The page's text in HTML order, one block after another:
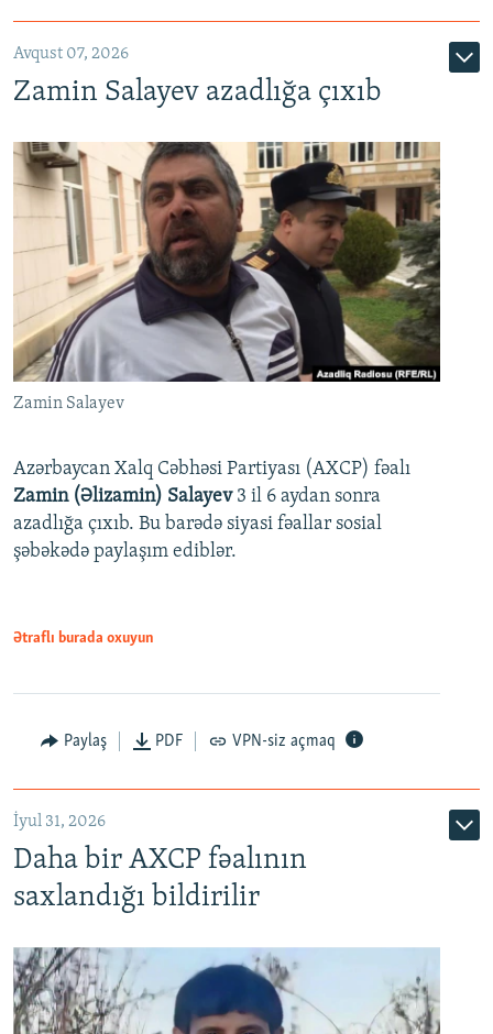
Avqust 07, 2026
Zamin Salayev azadlığa çıxıb
Zamin Salayev
Azərbaycan Xalq Cəbhəsi Partiyası (AXCP) fəalı
Zamin (Əlizamin) Salayev 3 il 6 aydan sonra
azadlığa çıxıb. Bu barədə siyasi fəallar sosial
şəbəkədə paylaşım ediblər.
Ətraflı burada oxuyun
Paylaş PDF VPN-siz açmaq
İyul 31, 2026
Daha bir AXCP fəalının
saxlandığı bildirilir